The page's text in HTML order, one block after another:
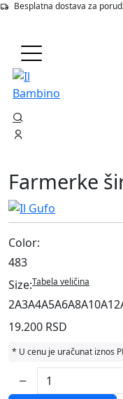
Besplatna dostava za
Farmerke
Size:Tabela veličina
2A3A4A5A6A8A10A
Color:
483
19.200 RSD
* U cenu je uračunat iznos